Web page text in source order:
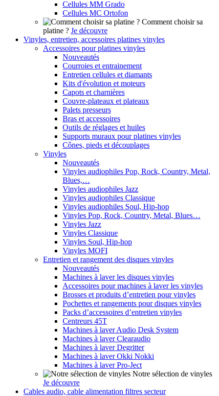
Cellules MM Grado
Cellules MC Ortofon
Comment choisir sa
platine ? Je découvre
Vinyles, entretien, accessoires platines vinyles
Accessoires pour platines vinyles
Nouveautés
Courroies et entrainement
Entretien cellules et diamants
Kits d'évolution et moteurs
Capots et charnières
Couvre-plateaux et plateaux
Palets presseurs
Bras et accessoires
Outils de réglages et huiles
Supports muraux pour platines vinyles
Cônes, pieds et découplages
Vinyles
Nouveautés
Vinyles audiophiles Pop, Rock, Country, Metal,
Blues,…
Vinyles audiophiles Jazz
Vinyles audiophiles Classique
Vinyles audiophiles Soul, Hip-hop
Vinyles Pop, Rock, Country, Metal, Blues…
Vinyles Jazz
Vinyles Classique
Vinyles Soul, Hip-hop
Vinyles MOFI
Entretien et rangement des disques vinyles
Nouveautés
Machines à laver les disques vinyles
Accessoires pour machines à laver les vinyles
Brosses et produits d’entretien pour vinyles
Pochettes et rangements pour disques vinyles
Packs d’accessoires d’entretien vinyles
Centreurs 45T
Machines à laver Audio Desk System
Machines à laver Clearaudio
Machines à laver Degritter
Machines à laver Okki Nokki
Machines à laver Pro-Ject
Notre sélection de vinyles
Je découvre
Cables audio, cable alimentation filtres secteur